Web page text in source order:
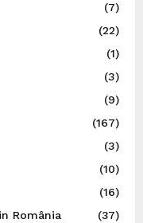
(7)
(22)
(1)
(3)
(9)
(167)
(3)
(10)
(16)
România
(37)